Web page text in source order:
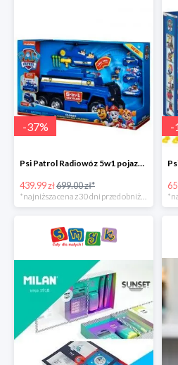
-37%
Psi Patrol Radiowóz 5w1 pojazd ratunkowy z figurką Chase'a -37%
439.99 zł699.00 zł*
-